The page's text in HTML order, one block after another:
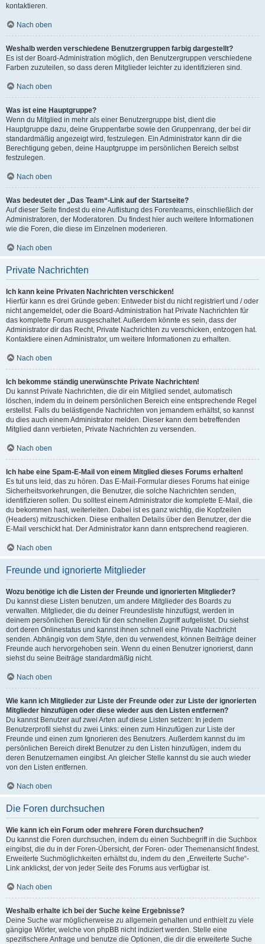
kontaktieren.
Nach oben
Weshalb werden verschiedene Benutzergruppen farbig dargestellt?
Es ist der Board-Administration möglich, den Benutzergruppen verschiedene
Farben zuzuteilen, so dass deren Mitglieder leichter zu identifizieren sind.
Nach oben
Was ist eine Hauptgruppe?
Wenn du Mitglied in mehr als einer Benutzergruppe bist, dient die
Hauptgruppe dazu, deine Gruppenfarbe sowie den Gruppenrang, der bei dir
standardmäßig angezeigt wird, festzulegen. Ein Administrator kann dir die
Berechtigung geben, deine Hauptgruppe im persönlichen Bereich selbst
festzulegen.
Nach oben
Was bedeutet der „Das Team“-Link auf der Startseite?
Auf dieser Seite findest du eine Auflistung des Forenteams, einschließlich der
Administratoren, der Moderatoren. Du findest hier auch weitere Informationen
wie die Foren, die diese im Einzelnen moderieren.
Nach oben
Private Nachrichten
Ich kann keine Privaten Nachrichten verschicken!
Hierfür kann es drei Gründe geben: Entweder bist du nicht registriert und / oder
nicht angemeldet, oder die Board-Administration hat Private Nachrichten für
das komplette Forum ausgeschaltet. Außerdem könnte es sein, dass der
Administrator dir das Recht, Private Nachrichten zu verschicken, entzogen hat.
Kontaktiere einen Administrator, um weitere Informationen zu erhalten.
Nach oben
Ich bekomme ständig unerwünschte Private Nachrichten!
Du kannst Private Nachrichten, die dir ein Mitglied sendet, automatisch
löschen, indem du in deinem persönlichen Bereich eine entsprechende Regel
erstellst. Falls du belästigende Nachrichten von jemandem erhältst, so kannst
du dies auch einem Administrator melden. Dieser kann dem betreffenden
Mitglied dann verbieten, Private Nachrichten zu versenden.
Nach oben
Ich habe eine Spam-E-Mail von einem Mitglied dieses Forums erhalten!
Es tut uns leid, das zu hören. Das E-Mail-Formular dieses Forums hat einige
Sicherheitsvorkehrungen, die Benutzer, die solche Nachrichten senden,
identifizieren sollen. Du solltest einem Administrator die komplette E-Mail, die
du bekommen hast, weiterleiten. Dabei ist es ganz wichtig, die Kopfzeilen
(Headers) mitzuschicken. Diese enthalten Details über den Benutzer, der die
E-Mail verschickt hat. Der Administrator kann dann entsprechend reagieren.
Nach oben
Freunde und ignorierte Mitglieder
Wozu benötige ich die Listen der Freunde und ignorierten Mitglieder?
Du kannst diese Listen benutzen, um andere Mitglieder des Boards zu
verwalten. Mitglieder, die du deiner Freundesliste hinzufügst, werden in
deinem persönlichen Bereich für den schnellen Zugriff aufgelistet. Du siehst
dort deren Onlinestatus und kannst ihnen schnell eine Private Nachricht
senden. Abhängig von dem Style, den du verwendest, können Beiträge deiner
Freunde auch hervorgehoben sein. Wenn du einen Benutzer ignorierst, dann
siehst du seine Beiträge standardmäßig nicht.
Nach oben
Wie kann ich Mitglieder zur Liste der Freunde oder zur Liste der ignorierten
Mitglieder hinzufügen oder diese wieder aus den Listen entfernen?
Du kannst Benutzer auf zwei Arten auf diese Listen setzen: In jedem
Benutzerprofil siehst du zwei Links: einen zum Hinzufügen zur Liste der
Freunde und einen zum Ignorieren des Benutzers. Außerdem kannst du im
persönlichen Bereich direkt Benutzer zu den Listen hinzufügen, indem du
deren Benutzernamen eingibst. An gleicher Stelle kannst du sie auch wieder
von den Listen entfernen.
Nach oben
Die Foren durchsuchen
Wie kann ich ein Forum oder mehrere Foren durchsuchen?
Du kannst die Foren durchsuchen, indem du einen Suchbegriff in die Suchbox
eingibst, die du in der Foren-Übersicht, der Foren- oder Themenansicht findest.
Erweiterte Suchmöglichkeiten erhältst du, indem du den „Erweiterte Suche“-
Link anklickst, der von jeder Seite des Forums aus verfügbar ist.
Nach oben
Weshalb erhalte ich bei der Suche keine Ergebnisse?
Deine Suche war möglicherweise zu allgemein gehalten und enthielt zu viele
gängige Wörter, welche von phpBB nicht indiziert werden. Stelle eine
spezifischere Anfrage und benutze die Optionen, die dir die erweiterte Suche